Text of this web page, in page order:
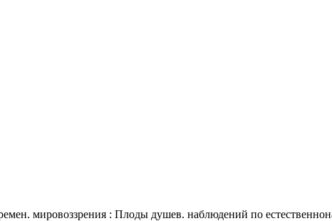
мировоззрения : Плоды душев. наблюдений по